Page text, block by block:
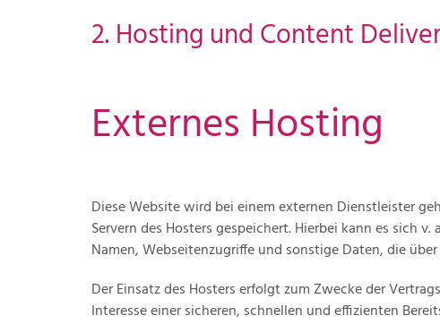
2. Hosting und Content
Externes Hosting
Diese Website wird bei einem externen Dienstleister
Servern des Hosters gespeichert. Hierbei kann es sich
Namen, Webseitenzugriffe und sonstige Daten, die
Der Einsatz des Hosters erfolgt zum Zwecke der
Interesse einer sicheren, schnellen und effizienten